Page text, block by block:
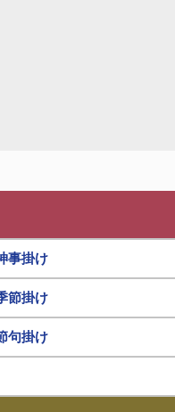
事掛け
節掛け
句掛け